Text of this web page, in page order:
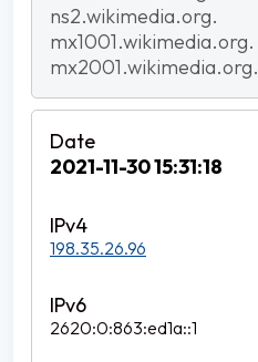
ns2.wikimedia.org.
mx1001.wikimedia.org.
mx2001.wikimedia.org.
2021-11-30 15:31:18
198.35.26.96
2620:0:863:ed1a::1